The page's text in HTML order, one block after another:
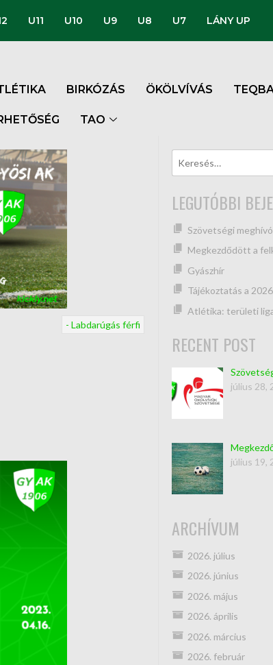
U11 U10 U9 U8 U7 LÁNY UP
BIRKÓZÁS ÖKÖLVÍVÁS
TAO
- Labdarúgás férfi
LEGUTÓBBI
Szövetségi meghívó
Megkezdődött a
Gyászhír
Tájékoztatás a
Atlétika: területi
RECENT POST
július 28,
július 19,
ARCHÍVUM
2026. július
2026. június
2026. május
2026. április
2026. március
2026. február